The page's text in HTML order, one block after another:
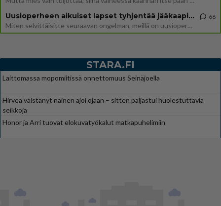
Uusioperheen aikuiset lapset tyhjentää jääkaapin käydessään
Miten selvittäisitte seuraavan ongelman, meillä on uusioperhe, minulla teini-ikäiset lapset ja puolisolla aikuiset, jotk
66
STARA.FI
Laittomassa mopomiitissä onnettomuus Seinäjoella
Hirveä väistänyt nainen ajoi ojaan – sitten paljastui huolestuttavia
seikkoja
Honor ja Arri tuovat elokuvatyökalut matkapuhelimiin